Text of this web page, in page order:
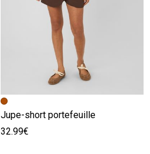
Image précédente
Image suivante
Jupe-short portefeuille
32.99€